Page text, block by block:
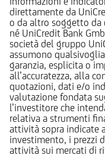
direttamente da
o da altro soggetto da
né UniCredit Bank
società del gruppo
assumono
garanzia, esplicita o
all’accuratezza, alla
quotazioni, dati e/o
valutazione fondata
l’investitore che
relativa a strumenti
attività sopra indicate
investimento, i prezzi
attività sui mercati di